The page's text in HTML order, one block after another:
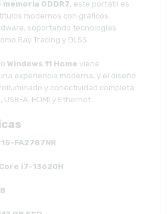
memoria GDDR7, este portátil es
modernos con gráficos
soportando tecnologías
Ray Tracing y DLSS.
Windows 11 Home viene
experiencia moderna, y el diseño
y conectividad completa
USB-A, HDMI y Ethernet.
FA2787NR
i7-13620H